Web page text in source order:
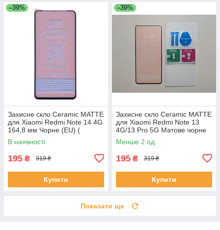
–39%
Захисне скло Ceramic MATTE
для Xiaomi Redmi Note 14 4G
164,8 мм Чорне (EU) (
ceramic-matte-1648-xrn)
В наявності
195 ₴ 319 ₴
Купити
–39%
Захисне скло Ceramic MATTE
для Xiaomi Redmi Note 13
4G/13 Pro 5G Матове чорне
(тех пак)
Менше 2 од.
195 ₴ 319 ₴
Купити
Показати ще